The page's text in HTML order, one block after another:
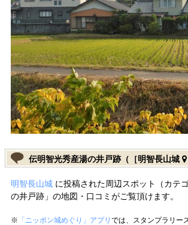
伝明智光秀産湯の井戸跡（［明智長山城
明智長山城に投稿された周辺スポット（カテ
の井戸跡」の地図・口コミがご覧頂けます。
※ 「ニッポン城めぐり」アプリ では、スタンプラリー